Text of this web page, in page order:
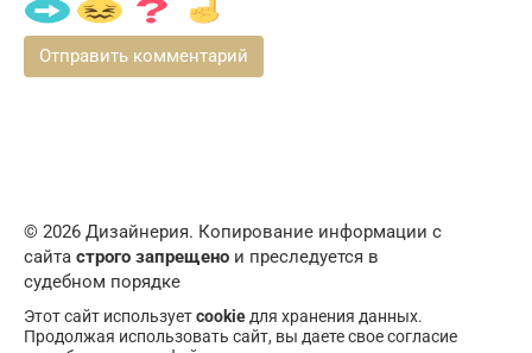
© 2026 Дизайнерия. Копирование информации с
сайта строго запрещено и преследуется в
судебном порядке
Этот сайт используетcookie для хранения данных.
Продолжая использовать сайт, вы даете свое согласие